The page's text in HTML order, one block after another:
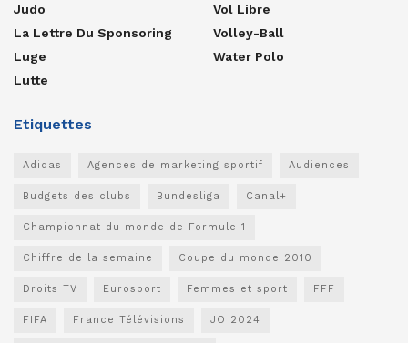
Judo
La Lettre Du Sponsoring
Luge
Lutte
Vol Libre
Volley-Ball
Water Polo
Etiquettes
Adidas Agences de marketing sportif Audiences
Budgets des clubs Bundesliga Canal+
Championnat du monde de Formule 1
Chiffre de la semaine Coupe du monde 2010
Droits TV Eurosport Femmes et sport FFF
FIFA France Télévisions JO 2024